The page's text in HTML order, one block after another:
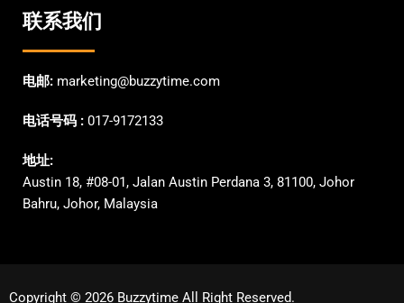
联系我们
电邮: marketing@buzzytime.com
电话号码 : 017-9172133
地址:
Austin 18, #08-01, Jalan Austin Perdana 3, 81100, Johor
Bahru, Johor, Malaysia
Copyright © 2026 Buzzytime All Right Reserved.